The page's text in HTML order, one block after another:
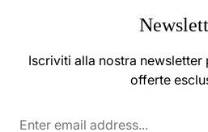
Iscriviti alla nostra
offerte